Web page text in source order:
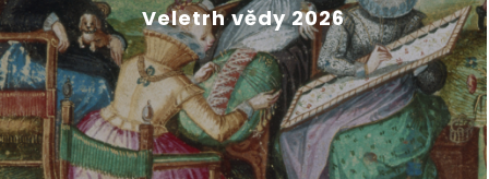
Veletrh vědy 2026